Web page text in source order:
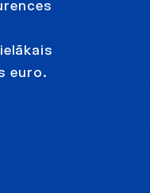
euro.